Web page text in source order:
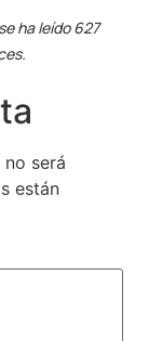
ha leído 627
será
están